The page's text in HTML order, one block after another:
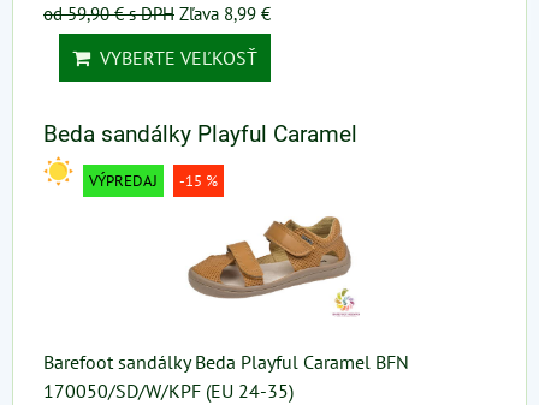
od 59,90 €s DPH Zľava 8,99 €
VYBERTE VEĽKOSŤ
Beda sandálky Playful Caramel
VÝPREDAJ -15 %
Barefoot sandálky Beda Playful Caramel BFN
170050/SD/W/KPF (EU 24-35)